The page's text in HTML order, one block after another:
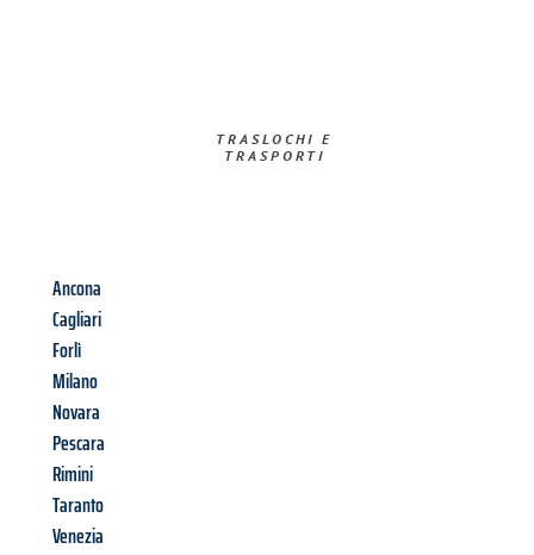
TRASLOCHI E
TRASPORTI​
Ancona
Cagliari
Forlì
Milano
Novara
Pescara
Rimini
Taranto
Venezia